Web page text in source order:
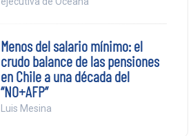
Menos del salario mínimo: el
crudo balance de las pensiones
en Chile a una década del
“NO+AFP”
Luis Mesina